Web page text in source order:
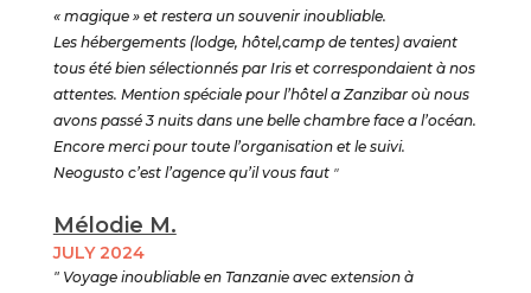
« magique » et restera un souvenir inoubliable.
Les hébergements (lodge, hôtel,camp de tentes) avaient
tous été bien sélectionnés par Iris et correspondaient à nos
attentes. Mention spéciale pour l’hôtel a Zanzibar où nous
avons passé 3 nuits dans une belle chambre face a l’océan.
Encore merci pour toute l’organisation et le suivi.
Neogusto c’est l’agence qu’il vous faut "
Mélodie M.
JULY 2024
" Voyage inoubliable en Tanzanie avec extension à